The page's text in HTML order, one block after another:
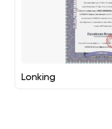
Lonking